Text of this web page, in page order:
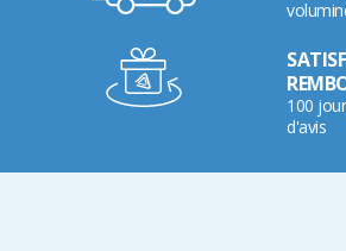
100
d'avis